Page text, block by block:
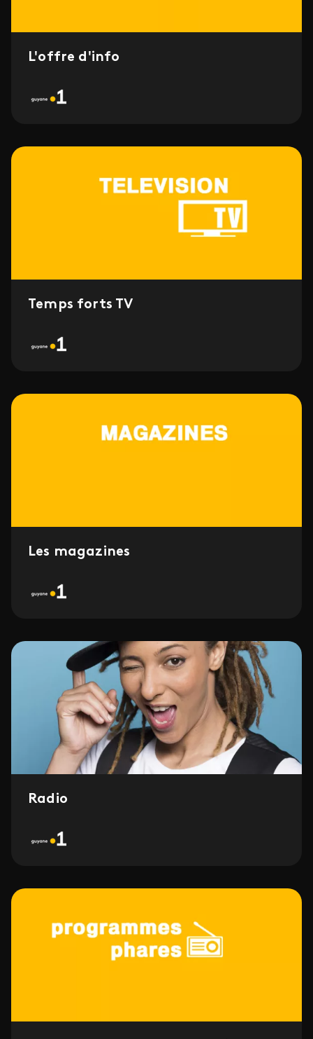
L'offre d'info
Temps forts TV
Les magazines
Radio